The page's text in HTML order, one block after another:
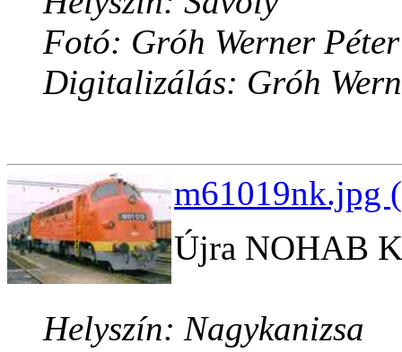
Fotó: Gróh Werner Péter
Digitalizálás: Gróh
m61019nk.jpg
Újra NOHAB
Helyszín: Nagykanizsa